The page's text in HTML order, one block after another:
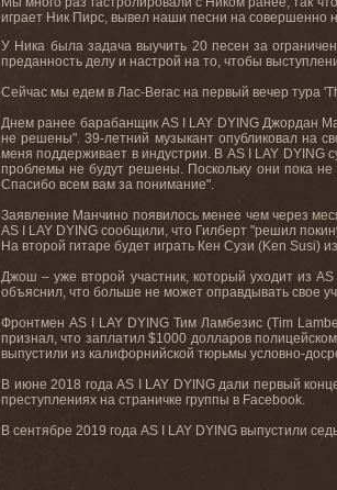
играет Ник Пирс, вывел наши песни на совершенно
У Ника была задача выучить 20 песен за
преданность делу и настрой на то, чтобы
Сейчас мы едем в Лас-Вегас на первый вечер тура
Днем ранее барабанщик AS LAY DYING Джордан
не решены". 39-летний музыкант опубликовал на
меня поддерживает в индустрии. В AS I LAY DYING
проблемы не будут решены. Поскольку они пока
Спасибо всем вам за понимание".
Заявление Манчино появилось менее чем через
AS I LAY DYING сообщили, что Гилберт "решил
На второй гитаре будет играть Кен Сузи (Ken Susi)
Джош – уже второй участник, который уходит из
объяснил, что больше не может оправдывать свое
Фронтмен AS I LAY DYING Тим Ламбезис (Tim
признал, что заплатил $1000 долларов
выпустили из калифорнийской тюрьмы условно-
В июне 2018 года AS I LAY DYING дали первый
преступлениях на страничке группы в Facebook.
В сентябре 2019 года AS I LAY DYING выпустили